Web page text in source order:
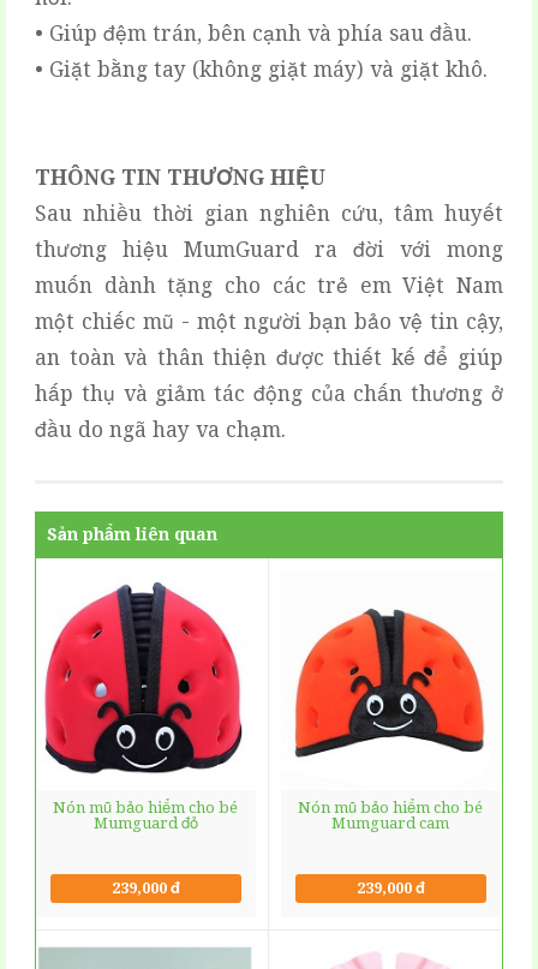
• Giúp đệm trán, bên cạnh và phía sau đầu.
• Giặt bằng tay (không giặt máy) và giặt khô.
THÔNG TIN THƯƠNG HIỆU
Sau nhiều thời gian nghiên cứu, tâm huyết
thương hiệu MumGuard ra đời với mong
muốn dành tặng cho các trẻ em Việt Nam
một chiếc mũ - một người bạn bảo vệ tin cậy,
an toàn và thân thiện được thiết kế để giúp
hấp thụ và giảm tác động của chấn thương ở
đầu do ngã hay va chạm.
Sản phẩm liên quan
Nón mũ bảo hiểm cho bé
Mumguard đỏ
239,000 đ
Nón mũ bảo hiểm cho bé
Mumguard cam
239,000 đ